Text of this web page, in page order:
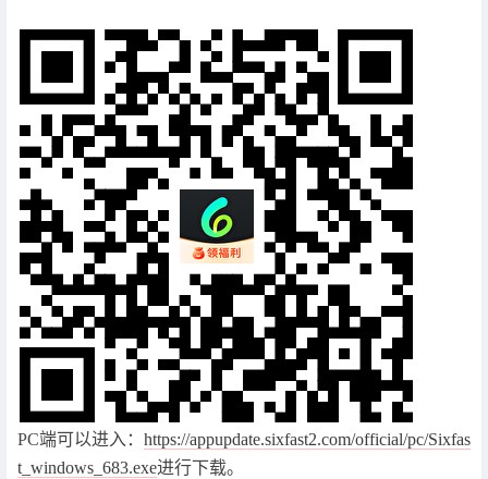
PC端可以进入： https://appupdate.sixfast2.com/official/pc/Sixfas
t_windows_683.exe进行下载。